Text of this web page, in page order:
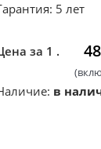
5 лет
за 1 .
в